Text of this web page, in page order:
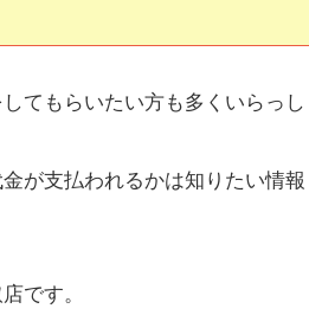
てもらいたい方も多くいらっし
が支払われるかは知りたい情報
です。